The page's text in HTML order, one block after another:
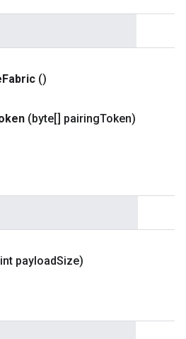
Fabric ()
(byte[] pairingToken)
payloadSize)